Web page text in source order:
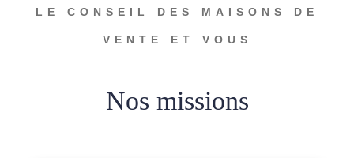
LE CONSEIL DES MAISONS DE
VENTE ET VOUS
Nos missions